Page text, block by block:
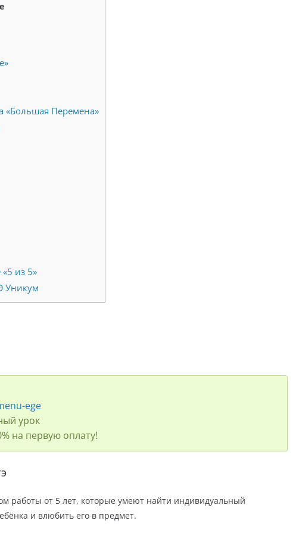
«Большая Перемена»
из 5»
Уникум
ege
урок
на первую оплату!
работы от 5 лет, которые умеют найти индивидуальный
и влюбить его в предмет.